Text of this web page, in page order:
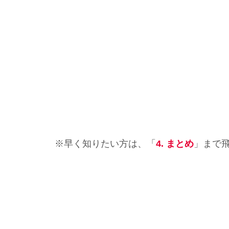
※早く知りたい方は、「 4. まとめ 」まで